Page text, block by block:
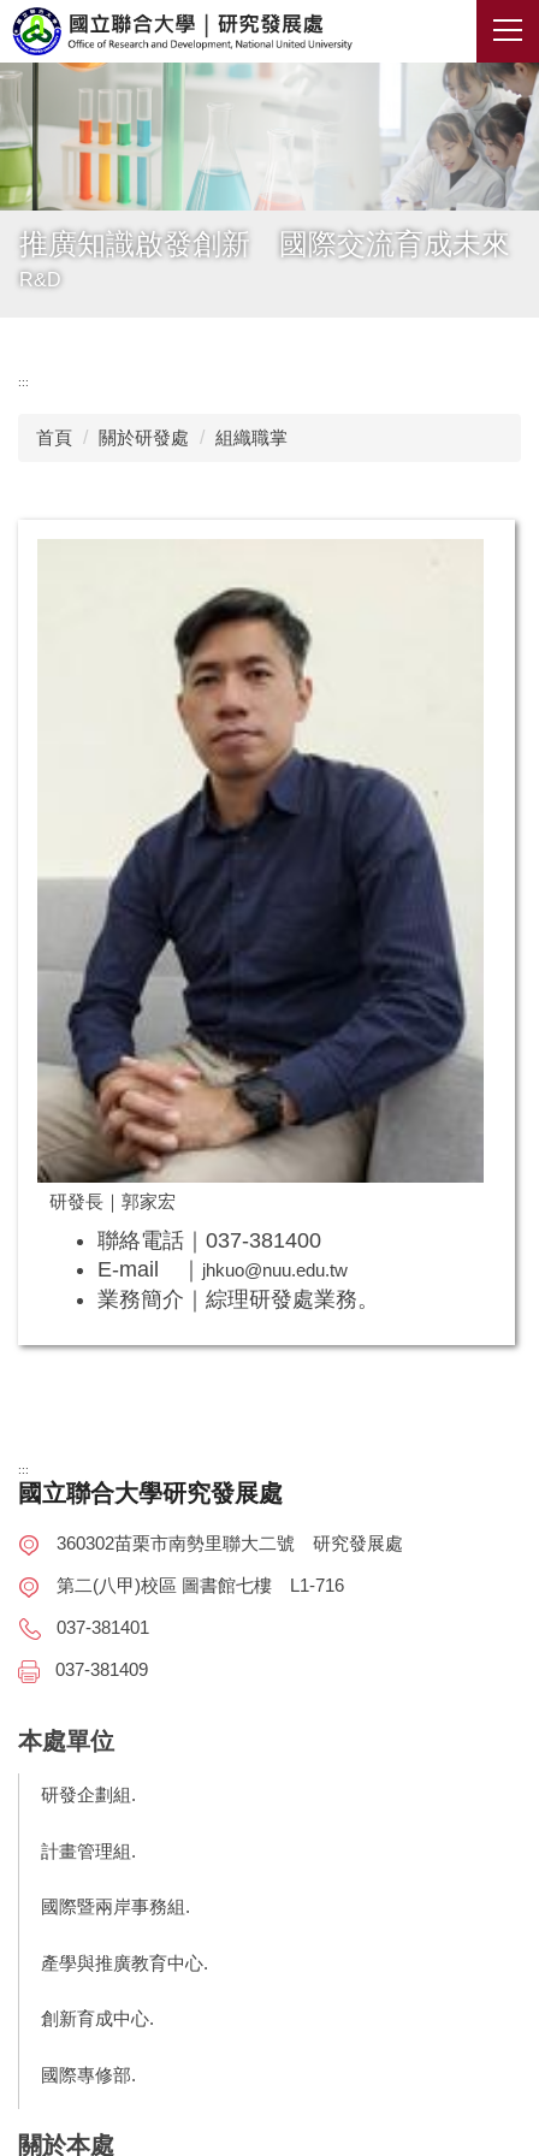
跳
到
主
內
容
推廣知識啟發創新 國際交流育成未來
R&D
:::
首頁 關於研發處 組織職掌
研發長｜郭家宏
聯絡電話｜037-381400
E-mail ｜
jhkuo@nuu.edu.tw
業務簡介｜綜理研發處業務。
:::
國立聯合大學研究發展處
360302苗栗市南勢里聯大二號 研究發展處
第二(八甲)校區 圖書館七樓 L1-716
037-381401
037-381409
本處單位
研發企劃組.
計畫管理組.
國際暨兩岸事務組.
產學與推廣教育中心.
創新育成中心.
國際專修部.
關於本處